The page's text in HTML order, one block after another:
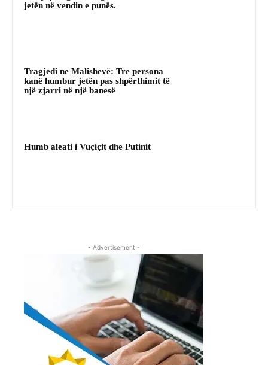
jetën në vendin e punës.
Tragjedi ne Malishevë: Tre persona
kanë humbur jetën pas shpërthimit të
një zjarri në një banesë
Humb aleati i Vuçiçit dhe Putinit
- Advertisement -